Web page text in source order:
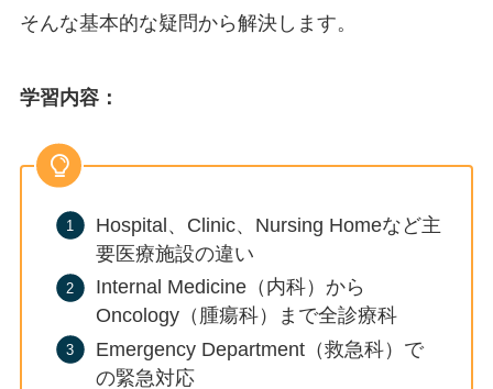
そんな基本的な疑問から解決します。
学習内容：
Hospital、Clinic、Nursing Homeなど主
要医療施設の違い
Internal Medicine（内科）から
Oncology（腫瘍科）まで全診療科
Emergency Department（救急科）で
の緊急対応